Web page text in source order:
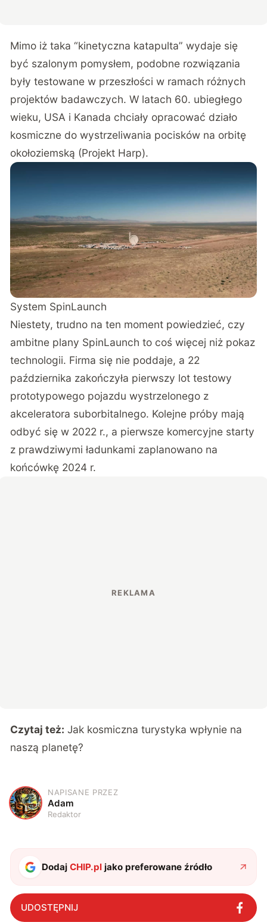
Mimo iż taka “kinetyczna katapulta” wydaje się
być szalonym pomysłem, podobne rozwiązania
były testowane w przeszłości w ramach różnych
projektów badawczych. W latach 60. ubiegłego
wieku, USA i Kanada chciały opracować działo
kosmiczne do wystrzeliwania pocisków na orbitę
okołoziemską (Projekt Harp).
System SpinLaunch
Niestety, trudno na ten moment powiedzieć, czy
ambitne plany SpinLaunch to coś więcej niż pokaz
technologii. Firma się nie poddaje, a 22
października zakończyła pierwszy lot testowy
prototypowego pojazdu wystrzelonego z
akceleratora suborbitalnego. Kolejne próby mają
odbyć się w 2022 r., a pierwsze komercyjne starty
z prawdziwymi ładunkami zaplanowano na
końcówkę 2024 r.
Czytaj też: Jak kosmiczna turystyka wpłynie na
naszą planetę?
A
NAPISANE PRZEZ
Adam
Redaktor
DodajCHIP.pl jako preferowane źródło
UDOSTĘPNIJ